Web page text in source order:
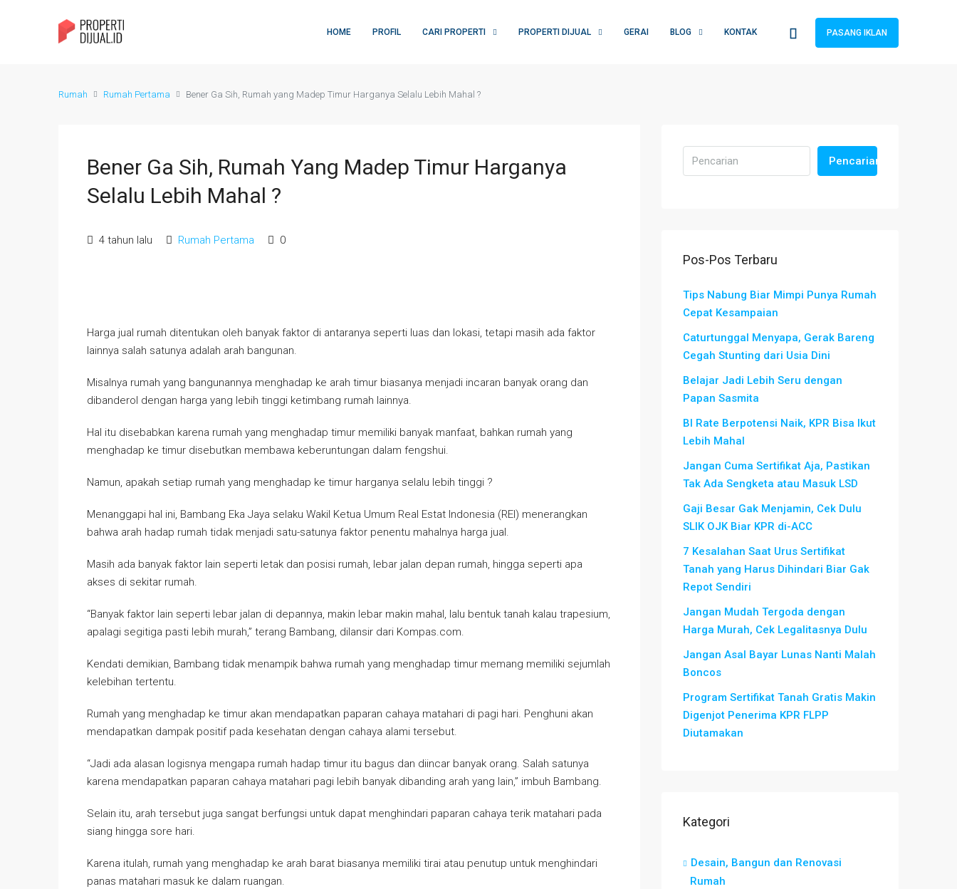
HOME PROFIL CARI PROPERTI PROPERTI DIJUAL GERAI BLOG KONTAK PASANG IKLAN
Rumah Rumah Pertama Bener Ga Sih, Rumah yang Madep Timur Harganya Selalu Lebih Mahal ?
Bener Ga Sih, Rumah Yang Madep Timur Harganya
Selalu Lebih Mahal ?
4 tahun lalu Rumah Pertama 0
Harga jual rumah ditentukan oleh banyak faktor di antaranya seperti luas dan lokasi, tetapi masih ada faktor
lainnya salah satunya adalah arah bangunan.
Misalnya rumah yang bangunannya menghadap ke arah timur biasanya menjadi incaran banyak orang dan
dibanderol dengan harga yang lebih tinggi ketimbang rumah lainnya.
Hal itu disebabkan karena rumah yang menghadap timur memiliki banyak manfaat, bahkan rumah yang
menghadap ke timur disebutkan membawa keberuntungan dalam fengshui.
Namun, apakah setiap rumah yang menghadap ke timur harganya selalu lebih tinggi ?
Menanggapi hal ini, Bambang Eka Jaya selaku Wakil Ketua Umum Real Estat Indonesia (REI) menerangkan
bahwa arah hadap rumah tidak menjadi satu-satunya faktor penentu mahalnya harga jual.
Masih ada banyak faktor lain seperti letak dan posisi rumah, lebar jalan depan rumah, hingga seperti apa
akses di sekitar rumah.
“Banyak faktor lain seperti lebar jalan di depannya, makin lebar makin mahal, lalu bentuk tanah kalau trapesium,
apalagi segitiga pasti lebih murah,” terang Bambang, dilansir dari Kompas.com.
Kendati demikian, Bambang tidak menampik bahwa rumah yang menghadap timur memang memiliki sejumlah
kelebihan tertentu.
Rumah yang menghadap ke timur akan mendapatkan paparan cahaya matahari di pagi hari. Penghuni akan
mendapatkan dampak positif pada kesehatan dengan cahaya alami tersebut.
“Jadi ada alasan logisnya mengapa rumah hadap timur itu bagus dan diincar banyak orang. Salah satunya
karena mendapatkan paparan cahaya matahari pagi lebih banyak dibanding arah yang lain,” imbuh Bambang.
Selain itu, arah tersebut juga sangat berfungsi untuk dapat menghindari paparan cahaya terik matahari pada
siang hingga sore hari.
Karena itulah, rumah yang menghadap ke arah barat biasanya memiliki tirai atau penutup untuk menghindari
panas matahari masuk ke dalam ruangan.
Pencarian
Pos-Pos Terbaru
Tips Nabung Biar Mimpi Punya Rumah
Cepat Kesampaian
Caturtunggal Menyapa, Gerak Bareng
Cegah Stunting dari Usia Dini
Belajar Jadi Lebih Seru dengan
Papan Sasmita
BI Rate Berpotensi Naik, KPR Bisa Ikut
Lebih Mahal
Jangan Cuma Sertifikat Aja, Pastikan
Tak Ada Sengketa atau Masuk LSD
Gaji Besar Gak Menjamin, Cek Dulu
SLIK OJK Biar KPR di-ACC
7 Kesalahan Saat Urus Sertifikat
Tanah yang Harus Dihindari Biar Gak
Repot Sendiri
Jangan Mudah Tergoda dengan
Harga Murah, Cek Legalitasnya Dulu
Jangan Asal Bayar Lunas Nanti Malah
Boncos
Program Sertifikat Tanah Gratis Makin
Digenjot Penerima KPR FLPP
Diutamakan
Kategori
Desain, Bangun dan Renovasi
Rumah